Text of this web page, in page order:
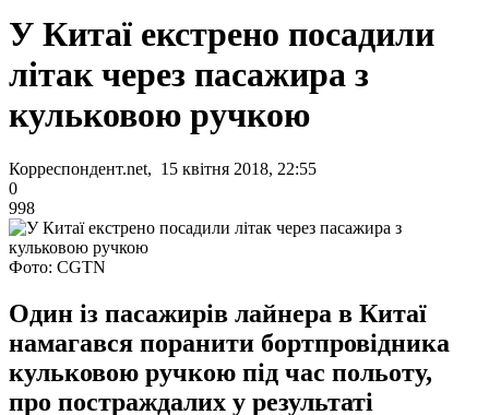
У Китаї екстрено посадили
літак через пасажира з
кульковою ручкою
Корреспондент.net, 15 квітня 2018, 22:55
0
998
Фото: CGTN
Один із пасажирів лайнера в Китаї
намагався поранити бортпровідника
кульковою ручкою під час польоту,
про постраждалих у результаті